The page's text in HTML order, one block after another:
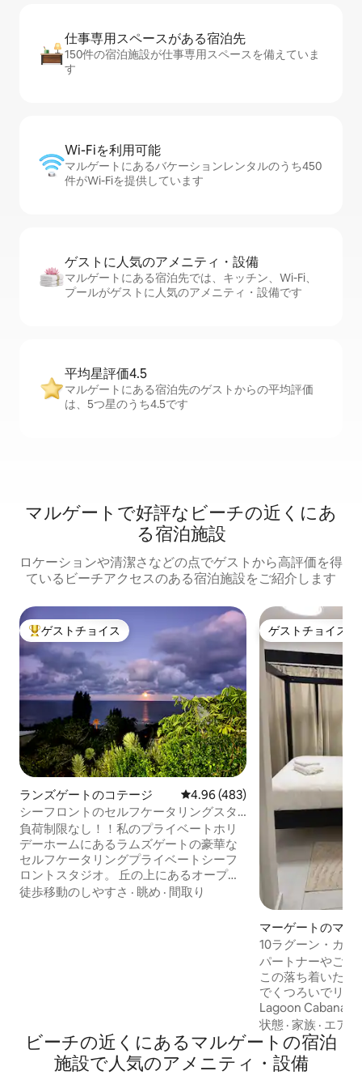
仕事専用ス⁠ペ⁠ー⁠スがあ⁠る宿⁠泊⁠先
150件の宿泊施設が仕事専用スペースを備えていま
す
Wi-Fiを利⁠用⁠可⁠能
マルゲートにあるバケーションレンタルのうち450
件がWi-Fiを提供しています
ゲストに人⁠気⁠のア⁠メ⁠ニ⁠テ⁠ィ・設⁠備
マルゲートにある宿泊先では、キッチン、Wi-Fi、
プールがゲストに人気のアメニティ・設備です
平均星評価4.5
マルゲートにある宿泊先のゲストからの平均評価
は、5つ星のうち4.5です
マルゲートで好評なビーチの近くにあ
る宿泊施設
ロケーションや清潔さなどの点でゲストから高評価を得
ているビーチアクセスのある宿泊施設をご紹介します
大好評のゲストチョイスです。
ゲストチョイス
ランズゲートのコテージ レビュー483件、5つ星中4.96つ
4.96 (483)
シーフロントのセルフケータリングスタ
ジオ（プライベートホリデーホーム）
負荷制限なし！！私のプライベートホリ
デーホームにあるラムズゲートの豪華な
セルフケータリングプライベートシーフ
ロントスタジオ。 丘の上にあるオープン
プランの自炊スタジオは、素晴らしい海
Netflix、Dstv。 ソーラーバックアップと
ウォーターバックアップシステム。
徒歩移動のしやすさ · 眺め · 間取り
ゲストチョイス
ゲストチョイス
マーゲートのマン
ト
10ラグーン・カバ
パートナーやご家
この落ち着いたス
でくつろいでリラ
Lagoon Cabanas
ート・サウスビー
ルーム・ゴルフク
ムズゲートにあ
ントの宿泊施設
状態 ·家族 · エア
ビーチの近くにあるマルゲートの宿泊
施設で人気のアメニティ・設備